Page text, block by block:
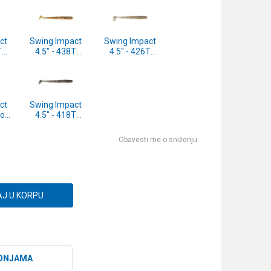
Swing Impact
4.5" - 438T
(SW45438T)
Swing Impact
4.5" - 426T
Swing Impact
4.5" - 418T
Obavesti me o sniženju
U KORPU